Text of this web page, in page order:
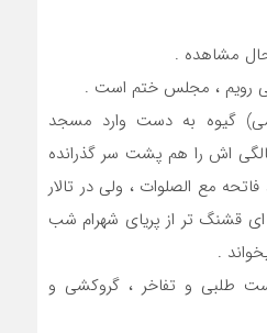
مشاهده .
رویم ، مجلس ختم است .
گیوه به دست وارد مسجد
و در حالی که ۷۰ سالگی اش را هم پشت سر گذرانده
مع الصلوات ، ولی در تالار
قشنگ تر از پریای شهرام شب
.
طلبی و تفاخر ، گروکشی و